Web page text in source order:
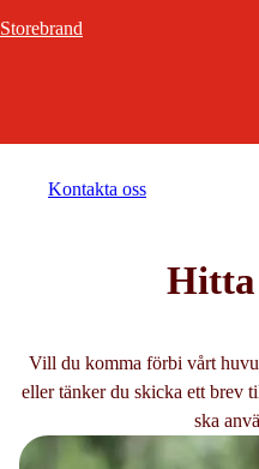
Storebrand
Storebrand
Kontakta oss
Hitta
Vill du komma förbi vårt
eller tänker du skicka ett brev
ska